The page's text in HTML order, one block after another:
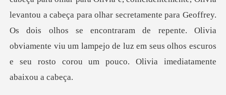
antou a cabeça para olhar secretamente para Geoffrey.
Os dois olhos se encontraram de repente. Olivia
obviamente